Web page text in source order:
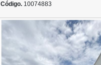
Código. 10074883